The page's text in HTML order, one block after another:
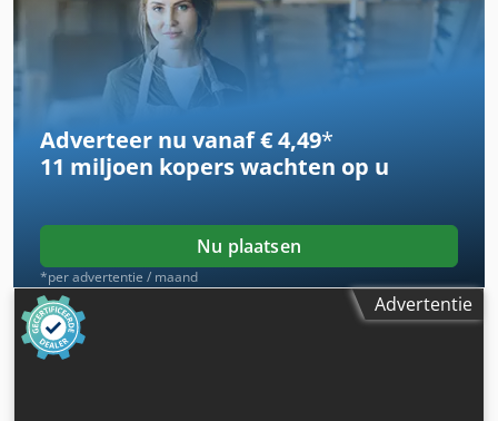
Adverteer nu vanaf € 4,49*
11 miljoen koperswachten op u
Nu plaatsen
*per advertentie / maand
Advertentie